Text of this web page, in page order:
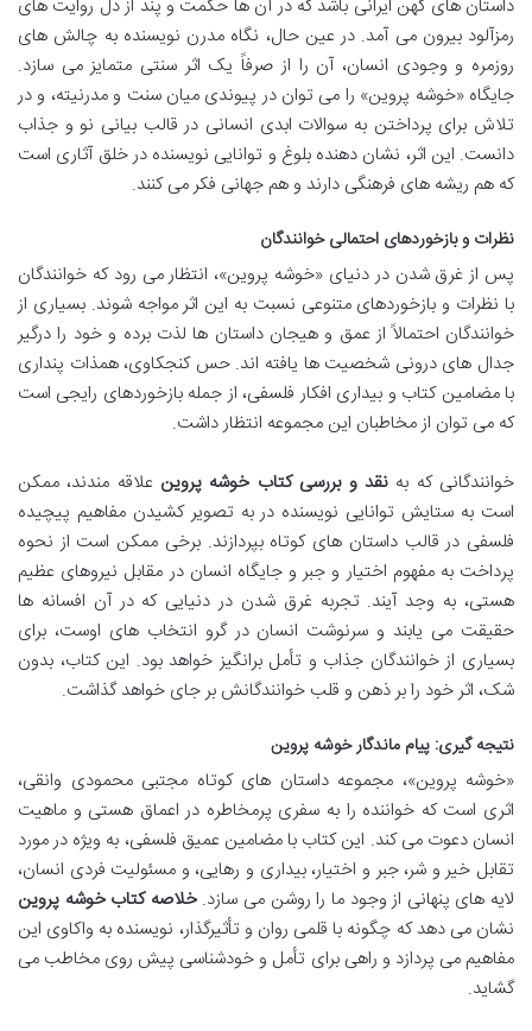
داستان های کهن ایرانی باشد که در آن ها حکمت و پند از دل روایت های
رمزآلود بیرون می آمد. در عین حال، نگاه مدرن نویسنده به چالش های
روزمره و وجودی انسان، آن را از صرفاً یک اثر سنتی متمایز می سازد.
جایگاه «خوشه پروین» را می توان در پیوندی میان سنت و مدرنیته، و در
تلاش برای پرداختن به سوالات ابدی انسانی در قالب بیانی نو و جذاب
دانست. این اثر، نشان دهنده بلوغ و توانایی نویسنده در خلق آثاری است
که هم ریشه های فرهنگی دارند و هم جهانی فکر می کنند.
نظرات و بازخوردهای احتمالی خوانندگان
پس از غرق شدن در دنیای «خوشه پروین»، انتظار می رود که خوانندگان
با نظرات و بازخوردهای متنوعی نسبت به این اثر مواجه شوند. بسیاری از
خوانندگان احتمالاً از عمق و هیجان داستان ها لذت برده و خود را درگیر
جدال های درونی شخصیت ها یافته اند. حس کنجکاوی، همذات پنداری
با مضامین کتاب و بیداری افکار فلسفی، از جمله بازخوردهای رایجی است
که می توان از مخاطبان این مجموعه انتظار داشت.
خوانندگانی که بهنقد و بررسی کتاب خوشه پروین علاقه مندند، ممکن
است به ستایش توانایی نویسنده در به تصویر کشیدن مفاهیم پیچیده
فلسفی در قالب داستان های کوتاه بپردازند. برخی ممکن است از نحوه
پرداخت به مفهوم اختیار و جبر و جایگاه انسان در مقابل نیروهای عظیم
هستی، به وجد آیند. تجربه غرق شدن در دنیایی که در آن افسانه ها
حقیقت می یابند و سرنوشت انسان در گرو انتخاب های اوست، برای
بسیاری از خوانندگان جذاب و تأمل برانگیز خواهد بود. این کتاب، بدون
شک، اثر خود را بر ذهن و قلب خوانندگانش بر جای خواهد گذاشت.
نتیجه گیری: پیام ماندگار خوشه پروین
«خوشه پروین»، مجموعه داستان های کوتاه مجتبی محمودی وانقی،
اثری است که خواننده را به سفری پرمخاطره در اعماق هستی و ماهیت
انسان دعوت می کند. این کتاب با مضامین عمیق فلسفی، به ویژه در مورد
تقابل خیر و شر، جبر و اختیار، بیداری و رهایی، و مسئولیت فردی انسان،
لایه های پنهانی از وجود ما را روشن می سازد.خلاصه کتاب خوشه پروین
نشان می دهد که چگونه با قلمی روان و تأثیرگذار، نویسنده به واکاوی این
مفاهیم می پردازد و راهی برای تأمل و خودشناسی پیش روی مخاطب می
گشاید.